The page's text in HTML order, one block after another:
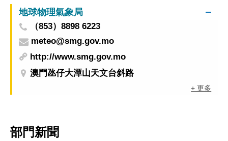
地球物理氣象局
（853）8898 6223
meteo@smg.gov.mo
http://www.smg.gov.mo
澳門氹仔大潭山天文台斜路
+ 更多
部門新聞